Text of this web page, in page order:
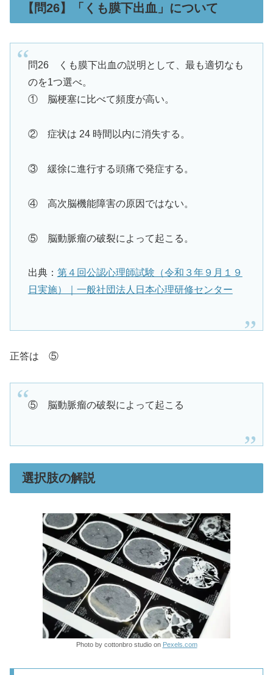
【問26】「くも膜下出血」について
問26 くも膜下出血の説明として、最も適切なも
のを1つ選べ。
① 脳梗塞に比べて頻度が高い。
② 症状は 24 時間以内に消失する。
③ 緩徐に進行する頭痛で発症する。
④ 高次脳機能障害の原因ではない。
⑤ 脳動脈瘤の破裂によって起こる。
出典： 第４回公認心理師試験（令和３年９月１９
日実施）｜一般社団法人日本心理研修センター
正答は ⑤
⑤ 脳動脈瘤の破裂によって起こる
選択肢の解説
Photo by cottonbro studio on Pexels.com